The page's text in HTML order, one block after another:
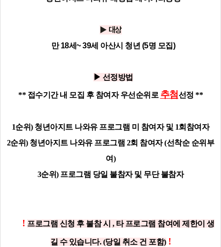
▶ 대상
만 18세~ 39세 아산시 청년 (5명 모집)
▶ 선정방법
** 접수기간 내 모집 후 참여자 우선순위로 추첨선정 **
1순위) 청년아지트 나와유 프로그램 미 참여자 및 1회참여자
2순위) 청년아지트 나와유 프로그램 2회 참여자 (선착순 순위부
여)
3순위) 프로그램 당일 불참자 및 무단 불참자
!​ 프로그램 신청 후 불참 시 , 타 프로그램 참여에 제한이 생
길 수 있습니다. (당일 취소 건 포함) !